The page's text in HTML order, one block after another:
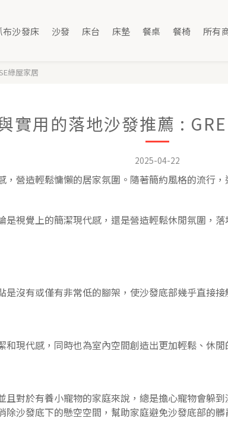
布沙發床 沙發 床台 床墊 餐桌 餐椅 所有
綠屋家居
實用的落地沙發推薦 :
2025-04-22
營造輕鬆慵懶的居家氛圍。隨著簡約風格的流行
視覺上的簡潔現代感，還是營造輕鬆休閒氛圍，落
沒有或僅有非常低的腳架，使沙發底部幾乎直接
現代感，同時也為室內空間創造出更加輕鬆、休
對於有養小寵物的家庭來說，總是擔心寵物會躲
沙發底下的懸空空間，幫助家庭避免沙發底部的髒